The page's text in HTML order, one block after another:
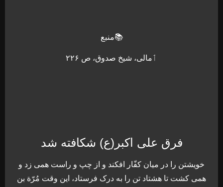
📚منبع
ٲمالی، شیخ صدوق، ص ۲۲۶
فرق علی اکبر(ع) شکافته شد
خویشتن را در میان کفّار افکند و از چپ و راست همی زد و
همی کشت تا هشتاد تن را به درک فرستاد، این وقت مُرّة بن